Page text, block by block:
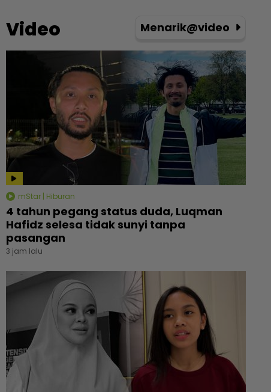
Video Menarik@video
mStar | Hiburan
4 tahun pegang status duda, Luqman
Hafidz selesa tidak sunyi tanpa
pasangan
3 jam lalu